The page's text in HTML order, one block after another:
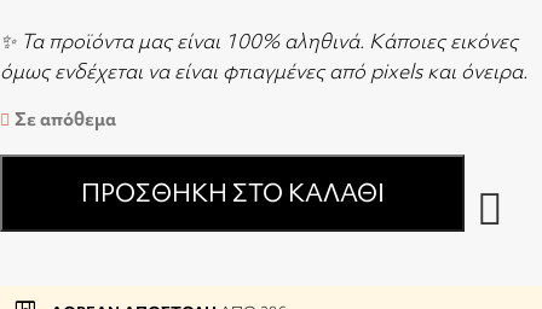
✨ Τα προϊόντα μας είναι 100% αληθινά. Κάποιες εικόνες
όμως ενδέχεται να είναι φτιαγμένες από pixels και όνειρα.
Σε απόθεμα
ΠΡΟΣΘΉΚΗ ΣΤΟ ΚΑΛΆΘΙ